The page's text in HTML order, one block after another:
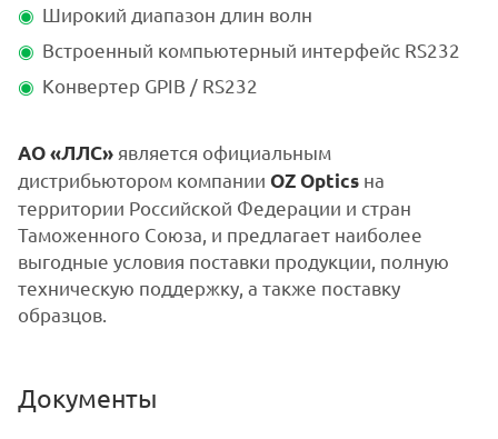
Широкий диапазон длин волн
Встроенный компьютерный интерфейс RS232
Конвертер GPIB / RS232
АО «ЛЛС» является официальным
дистрибьютором компании OZ Optics на
территории Российской Федерации и стран
Таможенного Союза, и предлагает наиболее
выгодные условия поставки продукции, полную
техническую поддержку, а также поставку
образцов.
Документы